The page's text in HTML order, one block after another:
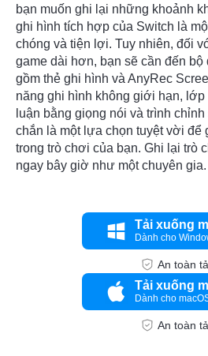
bạn muốn ghi lại những khoảnh
ghi hình tích hợp của Switch là
chóng và tiện lợi. Tuy nhiên, đối
game dài hơn, bạn sẽ cần đến
gồm thẻ ghi hình và AnyRec
năng ghi hình không giới hạn, lớp
luận bằng giọng nói và trình
chắn là một lựa chọn tuyệt vời để
trong trò chơi của bạn. Ghi lại trò
ngay bây giờ như một chuyên gia.
Tải xuống
Dành cho
An toàn
Tải xuống
Dành cho
An toàn